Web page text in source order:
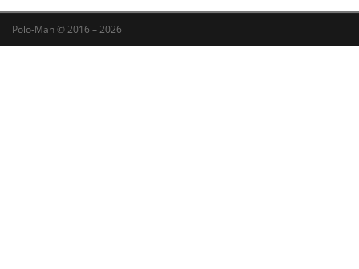
Polo-Man © 2016 – 2026